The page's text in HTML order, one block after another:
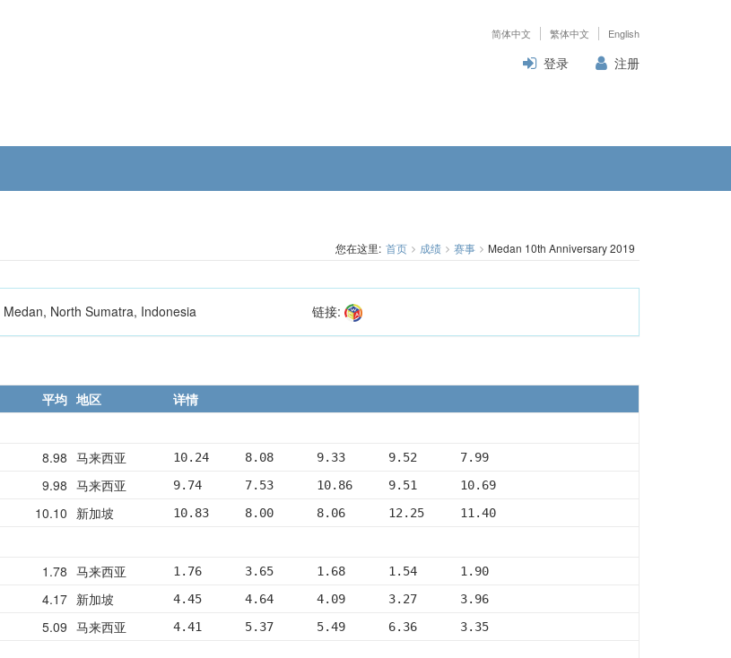
简体中文 繁体中文 English
登录 注册
您在这里: 首页 成绩 赛事 Medan 10th Anniversary 2019
Medan, North Sumatra, Indonesia 链接:
平均 地区
详情
8.98 马来西亚 10.24     8.08      9.33      9.52      7.99
9.98 马来西亚 9.74      7.53      10.86     9.51      10.69
10.10 新加坡 10.83     8.00      8.06      12.25     11.40
1.78 马来西亚 1.76      3.65      1.68      1.54      1.90
4.17 新加坡 4.45      4.64      4.09      3.27      3.96
5.09 马来西亚 4.41      5.37      5.49      6.36      3.35